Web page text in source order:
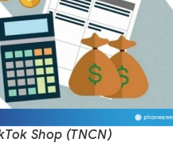
Shop (TNCN)